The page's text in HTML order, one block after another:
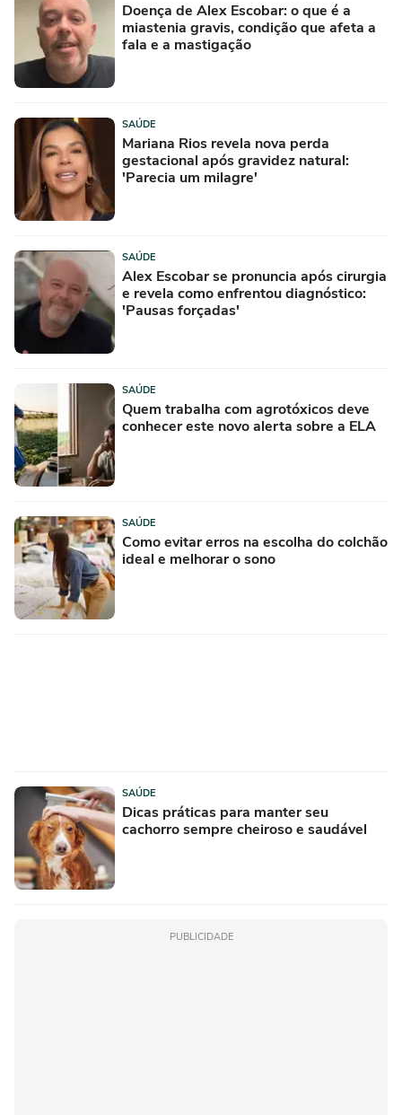
Doença de Alex Escobar: o que é a
miastenia gravis, condição que afeta a
fala e a mastigação
SAÚDE
Mariana Rios revela nova perda
gestacional após gravidez natural:
'Parecia um milagre'
SAÚDE
Alex Escobar se pronuncia após cirurgia
e revela como enfrentou diagnóstico:
'Pausas forçadas'
SAÚDE
Quem trabalha com agrotóxicos deve
conhecer este novo alerta sobre a ELA
SAÚDE
Como evitar erros na escolha do colchão
ideal e melhorar o sono
SAÚDE
Dicas práticas para manter seu
cachorro sempre cheiroso e saudável
PUBLICIDADE